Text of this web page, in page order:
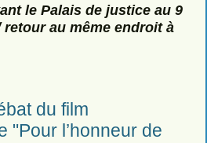
le Palais de justice au 9
retour au même endroit à
du film
"Pour l’honneur de